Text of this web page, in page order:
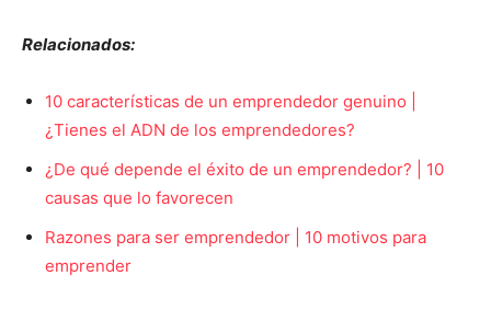
Relacionados:
10 características de un emprendedor genuino |
¿Tienes el ADN de los emprendedores?
¿De qué depende el éxito de un emprendedor? | 10
causas que lo favorecen
Razones para ser emprendedor | 10 motivos para
emprender